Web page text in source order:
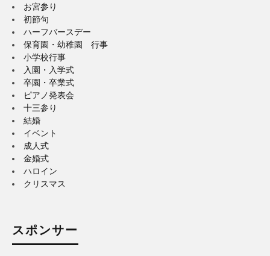
お宮参り
初節句
ハーフバースデー
保育園・幼稚園 行事
小学校行事
入園・入学式
卒園・卒業式
ピアノ発表会
十三参り
結婚
イベント
成人式
金婚式
ハロイン
クリスマス
スポンサー